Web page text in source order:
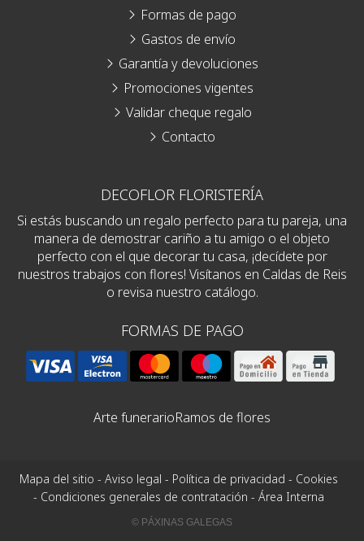
DECOFLOR FLORISTERÍA
Si estás buscando un regalo perfecto para tu pareja, una
manera de demostrar cariño a tu amigo o el objeto
perfecto con el que decorar tu casa, ¡decídete por
nuestros trabajos con flores! Visítanos en Caldas de Reis
o revisa nuestro catálogo.
FORMAS DE PAGO
Formas de pago
Gastos de envío
Garantía y devoluciones
Promociones vigentes
Validar cheque regalo
Contacto
Arte funerarioRamos de flores
Mapa del sitio - Aviso legal - Política de privacidad - Cookies
- Condiciones generales de contratación - Área Interna
© PÁXINAS GALEGAS